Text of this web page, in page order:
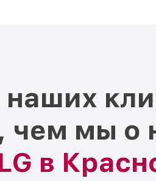
чем мы о
в